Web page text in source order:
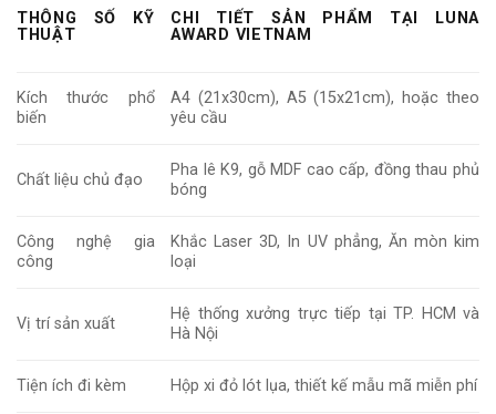
THÔNG SỐ KỸ
THUẬT
CHI TIẾT SẢN PHẨM TẠI LUNA
AWARD VIETNAM
Kích thước phổ
biến
A4 (21x30cm), A5 (15x21cm), hoặc theo
yêu cầu
Chất liệu chủ đạo
Pha lê K9, gỗ MDF cao cấp, đồng thau phủ
bóng
Công nghệ gia
công
Khắc Laser 3D, In UV phẳng, Ăn mòn kim
loại
Vị trí sản xuất
Hệ thống xưởng trực tiếp tại TP. HCM và
Hà Nội
Tiện ích đi kèm Hộp xi đỏ lót lụa, thiết kế mẫu mã miễn phí